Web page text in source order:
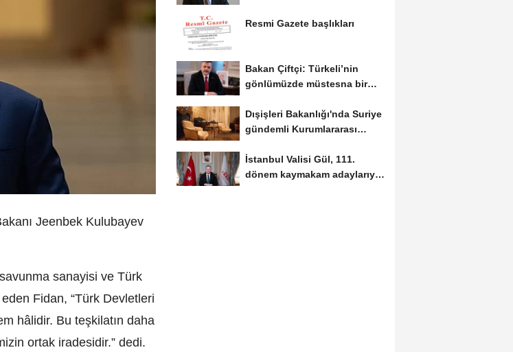
Jeenbek Kulubayev
sanayisi ve Türk
eden Fidan, “Türk Devletleri
hâlidir. Bu teşkilatın daha
ortak iradesidir.” dedi.
Resmi Gazete başlıkları
Bakan Çiftçi: Türkeli’nin
gönlümüzde müstesna bir
Dışişleri Bakanlığı'nda Suriye
gündemli Kurumlararası
İstanbul Valisi Gül, 111.
dönem kaymakam adaylarıyla